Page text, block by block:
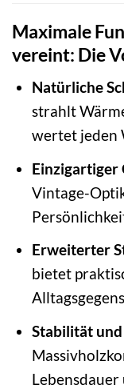
Maximale
vereint: Die
Natürliche
strahlt
wertet jeden
Einzigartiger
Vintage-
Erweiterter
bietet
Stabilität